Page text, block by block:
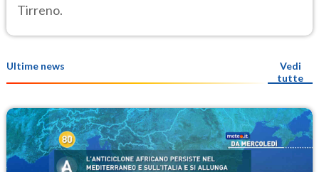
Tirreno.
Ultime news
Vedi
tutte